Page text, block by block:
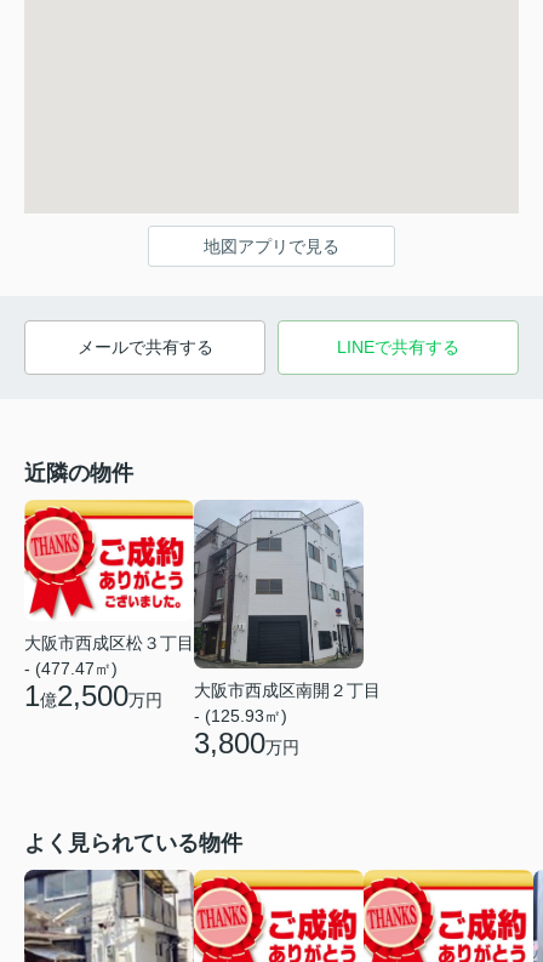
地図アプリで見る
メールで共有する LINEで共有する
近隣の物件
大阪市西成区松３丁目
- (477.47㎡)
1億2,500万円
大阪市西成区南開２丁目
- (125.93㎡)
3,800万円
よく見られている物件